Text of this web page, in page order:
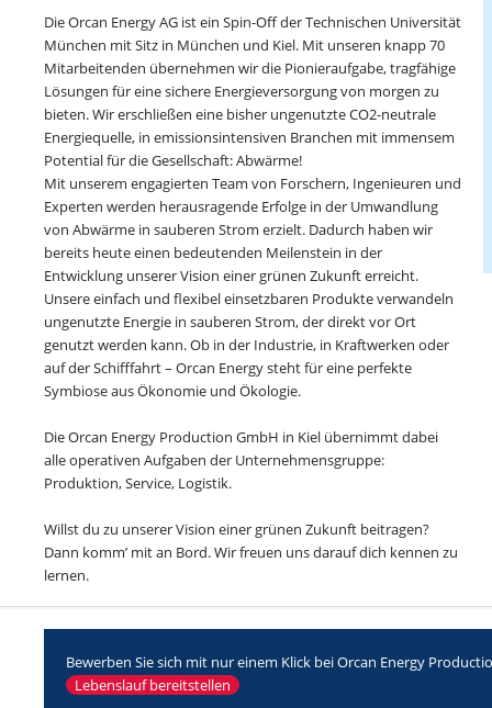
Die Orcan Energy AG ist ein Spin-Off der Technischen Universität
München mit Sitz in München und Kiel. Mit unseren knapp 70
Mitarbeitenden übernehmen wir die Pionieraufgabe, tragfähige
Lösungen für eine sichere Energieversorgung von morgen zu
bieten. Wir erschließen eine bisher ungenutzte CO2-neutrale
Energiequelle, in emissionsintensiven Branchen mit immensem
Potential für die Gesellschaft: Abwärme!
Mit unserem engagierten Team von Forschern, Ingenieuren und
Experten werden herausragende Erfolge in der Umwandlung
von Abwärme in sauberen Strom erzielt. Dadurch haben wir
bereits heute einen bedeutenden Meilenstein in der
Entwicklung unserer Vision einer grünen Zukunft erreicht.
Unsere einfach und flexibel einsetzbaren Produkte verwandeln
ungenutzte Energie in sauberen Strom, der direkt vor Ort
genutzt werden kann. Ob in der Industrie, in Kraftwerken oder
auf der Schifffahrt – Orcan Energy steht für eine perfekte
Symbiose aus Ökonomie und Ökologie.
Die Orcan Energy Production GmbH in Kiel übernimmt dabei
alle operativen Aufgaben der Unternehmensgruppe:
Produktion, Service, Logistik.
Willst du zu unserer Vision einer grünen Zukunft beitragen?
Dann komm’ mit an Bord. Wir freuen uns darauf dich kennen zu
lernen.
Bewerben Sie sich mit nur einem Klick bei Orcan Energy
Lebenslauf bereitstellen